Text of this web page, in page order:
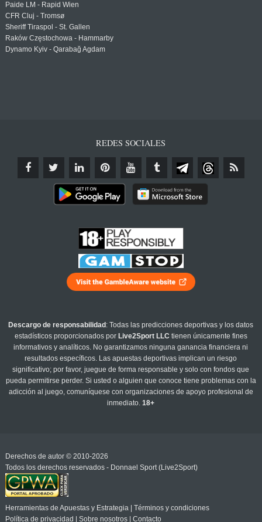
Paide LM - Rapid Wien
CFR Cluj - Tromsø
Sheriff Tiraspol - St. Gallen
Raków Częstochowa - Hammarby
Dynamo Kyiv - Qarabağ Agdam
REDES SOCIALES
Descargo de responsabilidad : Todas las predicciones deportivas y los datos
estadísticos proporcionados por Live2Sport LLC tienen únicamente fines
informativos y analíticos. No garantizamos ninguna ganancia financiera ni
resultados específicos. Las apuestas deportivas implican un riesgo
significativo; por favor, juegue de forma responsable y solo con fondos que
pueda permitirse perder. Si usted o alguien que conoce tiene problemas con la
adicción al juego, comuníquese con organizaciones de apoyo profesional de
inmediato.18+
Derechos de autor © 2010-2026
Todos los derechos reservados - Donnael Sport (Live2Sport)
Herramientas de Apuestas y Estrategia| Términos y condiciones
Política de privacidad
Sobre nosotros| Contacto